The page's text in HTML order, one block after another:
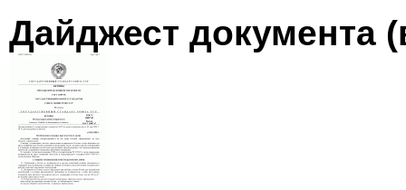
Дайджест документа